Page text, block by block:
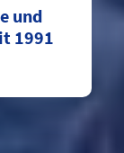
und
1991